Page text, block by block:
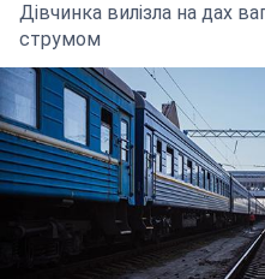
Дівчинка вилізла на дах
струмом